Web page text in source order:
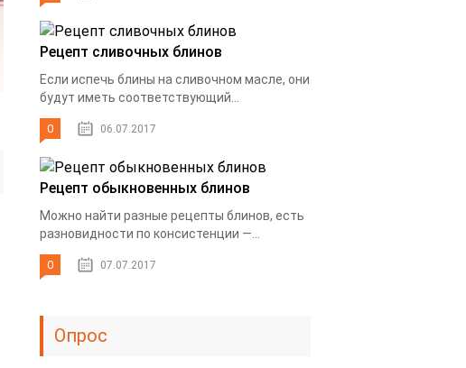
Рецепт сливочных блинов
Если испечь блины на сливочном масле, они
будут иметь соответствующий...
0 06.07.2017
Рецепт обыкновенных блинов
Можно найти разные рецепты блинов, есть
разновидности по консистенции —...
0 07.07.2017
Опрос